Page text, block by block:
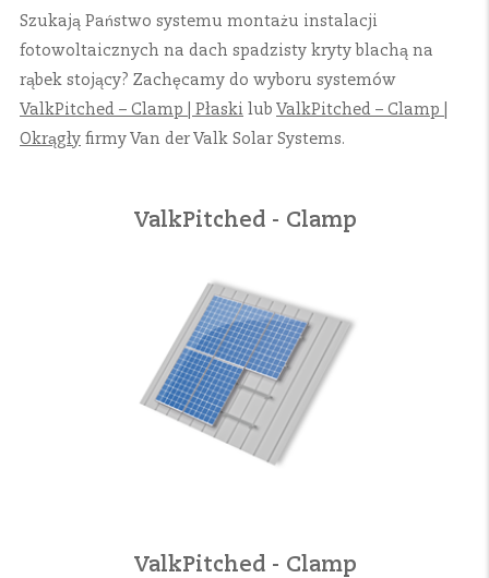
Szukają Państwo systemu montażu instalacji
fotowoltaicznych na dach spadzisty kryty blachą na
rąbek stojący? Zachęcamy do wyboru systemów
ValkPitched – Clamp | Płaski lub ValkPitched – Clamp |
Okrągły firmy Van der Valk Solar Systems.
ValkPitched - Clamp
ValkPitched - Clamp